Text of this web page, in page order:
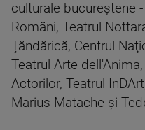
culturale bucureştene
Români, Teatrul
Ţăndărică, Centrul
Teatrul Arte
Actorilor, Teatrul
Marius Matache şi